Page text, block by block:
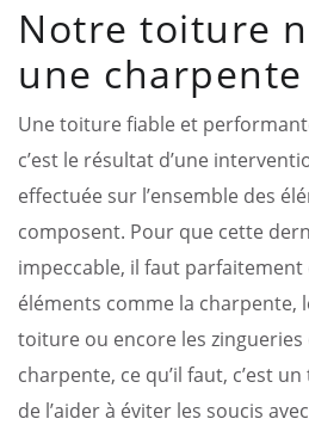
Notre toiture
une
Une toiture fiable et
c’est le résultat d’une
effectuée sur l’ensemble des
composent. Pour que cette
impeccable, il faut
éléments comme la charpente,
toiture ou encore les
charpente, ce qu’il faut, c’est
de l’aider à éviter les soucis